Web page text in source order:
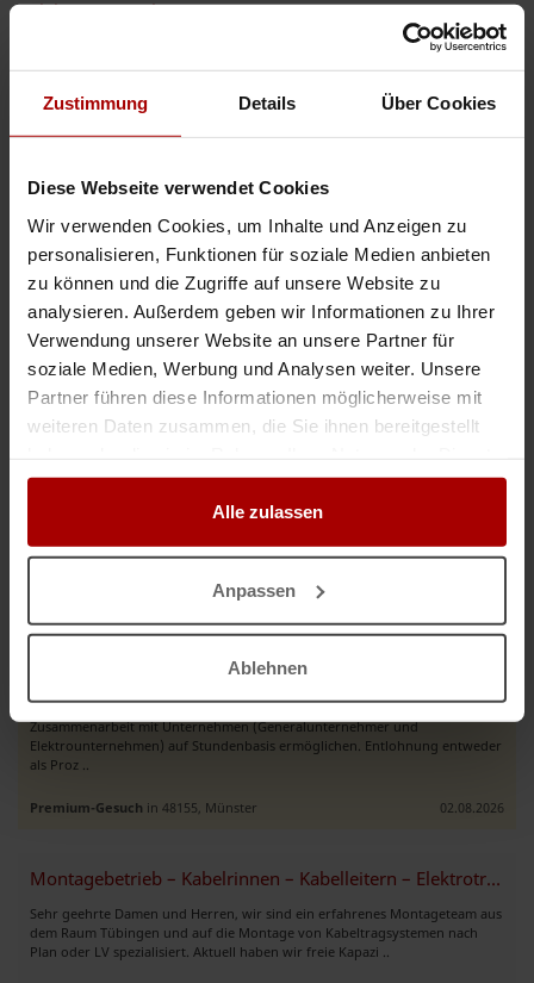
Zustimmung Details Über Cookies
Diese Webseite verwendet Cookies
Wir verwenden Cookies, um Inhalte und Anzeigen zu
personalisieren, Funktionen für soziale Medien anbieten
zu können und die Zugriffe auf unsere Website zu
analysieren. Außerdem geben wir Informationen zu Ihrer
Verwendung unserer Website an unsere Partner für
soziale Medien, Werbung und Analysen weiter. Unsere
Partner führen diese Informationen möglicherweise mit
weiteren Daten zusammen, die Sie ihnen bereitgestellt
gesammelt haben.
Alle zulassen
Anpassen
Ablehnen
Elektrounternehmen
Weitere Premium-Gesuche
Elektrotechnik | Umspannwerke | Freileitungen | Gebäudeautomation |
Erneuerbare Energien Als deutscher Ansprechpartner vertreten wir ein
international tätiges Elektrotechnikunternehmen mit Erfahrun ..
Freie Elektriker / Elektrofachkräfte verfügbar
Wir haben aktuell freie Kapazitäten und können kurzfristig qualifizierte
Erfahrung auf dem deutschen Markt. Unsere ..
in 12165, Berlin
Wir suchen Unternehmen, Agenturen oder Einzelpersonen, die uns die
Zusammenarbeit mit Unternehmen (Generalunternehmer und
Elektrounternehmen) auf Stundenbasis ermöglichen. Entlohnung entweder
als Proz ..
Premium-Gesuch in 48155, Münster 02.08.2026
Montagebetrieb – Kabelrinnen – Kabelleitern – Elektrotrassen
Sehr geehrte Damen und Herren, wir sind ein erfahrenes Montageteam aus
dem Raum Tübingen und auf die Montage von Kabeltragsystemen nach
Plan oder LV spezialisiert. Aktuell haben wir freie Kapazi ..